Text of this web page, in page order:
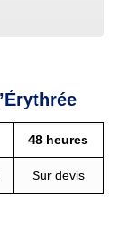
48 heures
Sur devis